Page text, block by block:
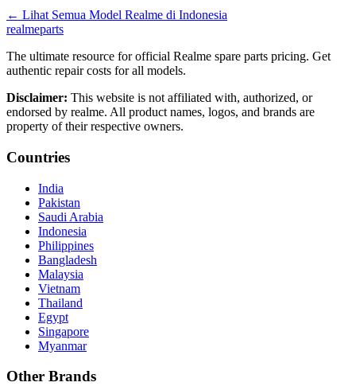
← Lihat Semua Model Realme di Indonesia
realmeparts
The ultimate resource for official Realme spare parts pricing. Get
authentic repair costs for all models.
Disclaimer: This website is not affiliated with, authorized, or
endorsed by realme. All product names, logos, and brands are
property of their respective owners.
Countries
India
Pakistan
Saudi Arabia
Indonesia
Philippines
Bangladesh
Malaysia
Vietnam
Thailand
Egypt
Singapore
Myanmar
Other Brands